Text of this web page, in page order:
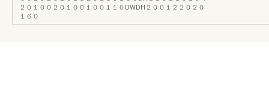
２０１００２０１００１００１１０DWDH２００１２２０２０
１６０